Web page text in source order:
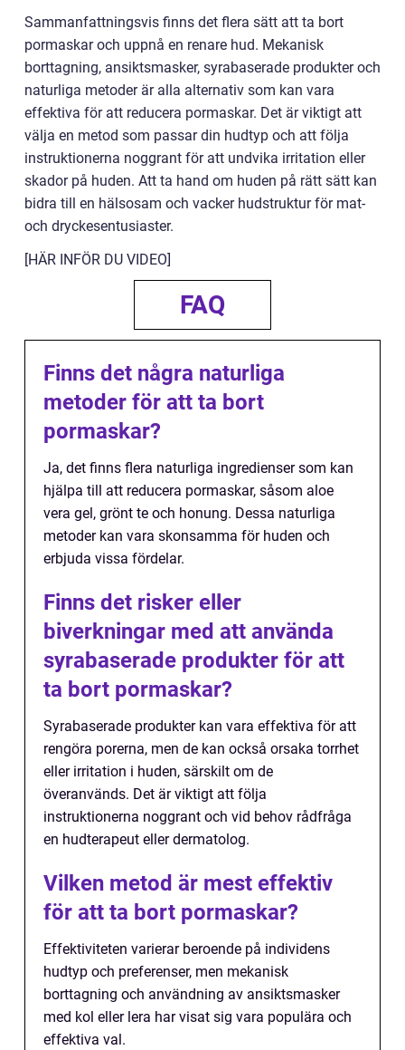
Sammanfattningsvis finns det flera sätt att ta bort
pormaskar och uppnå en renare hud. Mekanisk
borttagning, ansiktsmasker, syrabaserade produkter och
naturliga metoder är alla alternativ som kan vara
effektiva för att reducera pormaskar. Det är viktigt att
välja en metod som passar din hudtyp och att följa
instruktionerna noggrant för att undvika irritation eller
skador på huden. Att ta hand om huden på rätt sätt kan
bidra till en hälsosam och vacker hudstruktur för mat-
och dryckesentusiaster.
[HÄR INFÖR DU VIDEO]
FAQ
Finns det några naturliga
metoder för att ta bort
pormaskar?
Ja, det finns flera naturliga ingredienser som kan
hjälpa till att reducera pormaskar, såsom aloe
vera gel, grönt te och honung. Dessa naturliga
metoder kan vara skonsamma för huden och
erbjuda vissa fördelar.
Finns det risker eller
biverkningar med att använda
syrabaserade produkter för att
ta bort pormaskar?
Syrabaserade produkter kan vara effektiva för att
rengöra porerna, men de kan också orsaka torrhet
eller irritation i huden, särskilt om de
överanvänds. Det är viktigt att följa
instruktionerna noggrant och vid behov rådfråga
en hudterapeut eller dermatolog.
Vilken metod är mest effektiv
för att ta bort pormaskar?
Effektiviteten varierar beroende på individens
hudtyp och preferenser, men mekanisk
borttagning och användning av ansiktsmasker
med kol eller lera har visat sig vara populära och
effektiva val.